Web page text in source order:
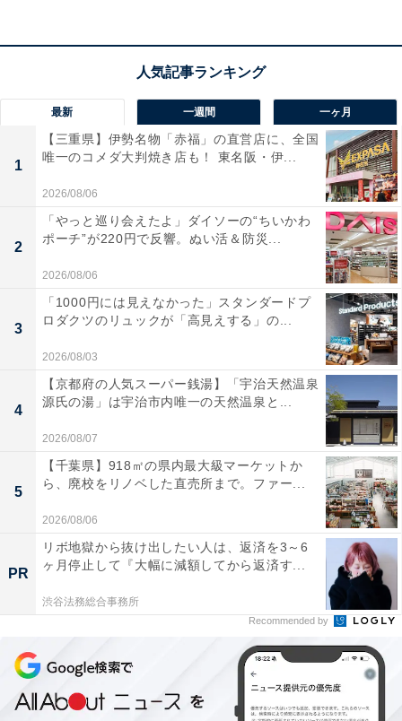
この商品のおすすめポイントは？
1056Whの大容量と定格1500W（瞬間最大2000W）の高
出力を備えたポータブル電源です。独自の超急速充電技
術により、わずか58分で100%満充電にできるのが大き
な強み。リン酸鉄リチウムイオン電池を採用し、約10年
も使える長寿命設計です。スマホアプリでの遠隔操作に
も対応しており、利便性も抜群ですね！
ユーザーからは「充電スピードがとにかく驚異的」「ア
プリが使いやすい」と絶賛されています。一方で、「急
速充電中のファンの音が少し気になる」という声も。キ
ャンプや防災用に信頼できる電源を備えたい人は、購入
を検討してみてもよいかもしれません。
【今日チェックしたい】Ankerの人気商品5選
最新 一週間 一ヶ月
1
【三重県】伊勢名物「赤福」の直営店に、全国
唯一のコメダ大判焼き店も！ 東名阪・伊...
2026/08/06
2
「やっと巡り会えたよ」ダイソーの“ちいかわ
ポーチ”が220円で反響。ぬい活＆防災...
2026/08/06
3
「1000円には見えなかった」スタンダードプ
ロダクツのリュックが「高見えする」の...
2026/08/03
4
【京都府の人気スーパー銭湯】「宇治天然温泉
源氏の湯」は宇治市内唯一の天然温泉と...
2026/08/07
5
【千葉県】918㎡の県内最大級マーケットか
ら、廃校をリノベした直売所まで。ファー...
2026/08/06
PR
リボ地獄から抜け出したい人は、返済を3～6
ヶ月停止して『大幅に減額してから返済す...
渋谷法務総合事務所
Recommended by